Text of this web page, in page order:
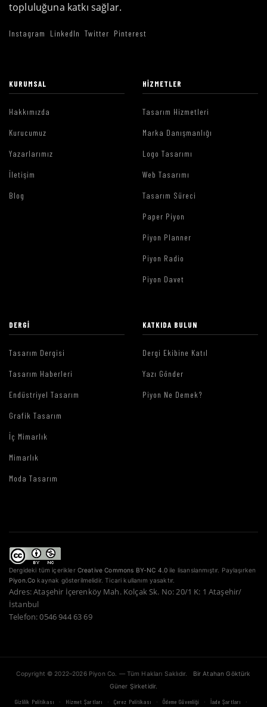
topluluğuna katkı sağlar.
Instagram LinkedIn Twitter Pinterest
KURUMSAL
Hakkımızda
Kurucumuz
Yazarlarımız
İletişim
Blog
HIZMETLER
Tasarım Hizmetleri
Marka Danışmanlığı
Logo Tasarımı
Web Tasarımı
Tasarım Süreci
Paper Piyon
Piyon Planner
Piyon Radio
Piyon Davet
DERGI
Tasarım Dergisi
Tasarım Haberleri
Endüstriyel Tasarım
Grafik Tasarım
İç Mimarlık
Mimarlık
Moda Tasarım
KATKIDA BULUN
Dergi Ekibine Katıl
Yazı Gönder
Piyon Ne Demek?
Dergideki tüm içerikler Creative Commons BY-NC 4.0 ile lisanslanmıştır. Paylaşırken
Piyon.Co kaynak gösterilmelidir. Ticari kullanım yasaktır.
Adres: Ataşehir İçerenköy Mah. Kolçak Sk. No: 20/1 K: 1 Ataşehir/
İstanbul
Telefon: 0546 944 63 69
Copyright © 2022–2026 Piyon Co. — Tüm Hakları Saklıdır.
Bir Atahan Göktürk
Güner Şirketidir.
Gizlilik Politikası · Hizmet Şartları · Çerez Politikası · Ödeme Güvenliği · İade Şartları ·